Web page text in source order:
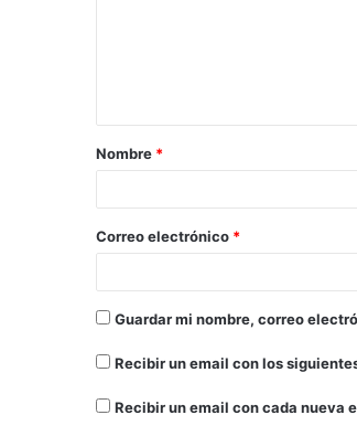
Nombre *
Correo electrónico *
Guardar mi nombre, correo
Recibir un email con los
Recibir un email con cada nueva